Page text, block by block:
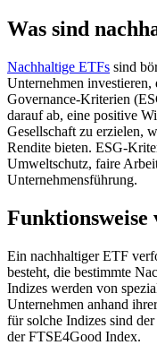
Was sind
Nachhaltige ETFs sind
Unternehmen investieren,
Governance-Kriterien
darauf ab, eine positive
Gesellschaft zu erzielen,
Rendite bieten. ESG-
Umweltschutz, faire
Unternehmensführung.
Funktionsweise
Ein nachhaltiger ETF
besteht, die bestimmte
Indizes werden von
Unternehmen anhand
für solche Indizes sind
der FTSE4Good Index.